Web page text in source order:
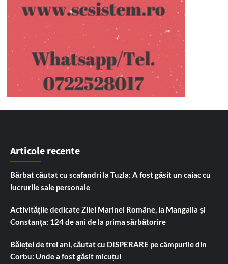
Articole recente
Bărbat căutat cu scafandri la Tuzla: A fost găsit un caiac cu
lucrurile sale personale
Activitățile dedicate Zilei Marinei Române, la Mangalia și
Constanța: 124 de ani de la prima sărbătorire
Băiețel de trei ani, căutat cu DISPERARE pe câmpurile din
Corbu: Unde a fost găsit micuțul